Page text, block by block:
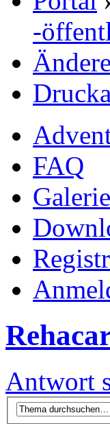
-
FAQ
Galerie
Antwort